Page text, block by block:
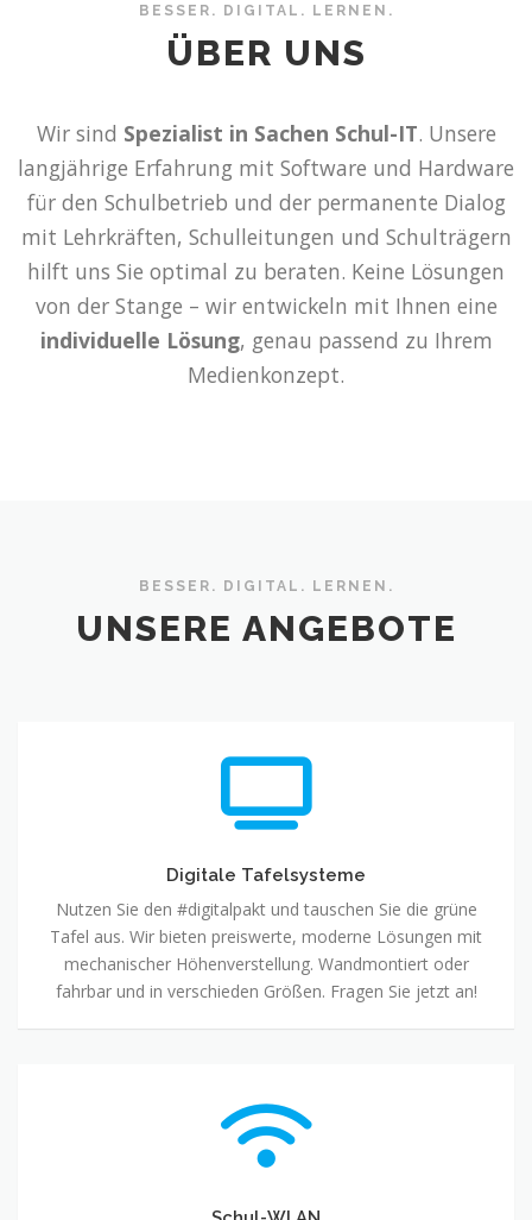
BESSER. DIGITAL. LERNEN.
ÜBER UNS
Wir sind Spezialist in Sachen Schul-IT. Unsere
langjährige Erfahrung mit Software und Hardware
für den Schulbetrieb und der permanente Dialog
mit Lehrkräften, Schulleitungen und Schulträgern
hilft uns Sie optimal zu beraten. Keine Lösungen
von der Stange – wir entwickeln mit Ihnen eine
individuelle Lösung, genau passend zu Ihrem
Medienkonzept.
BESSER. DIGITAL. LERNEN.
UNSERE ANGEBOTE
Digitale Tafelsysteme
Nutzen Sie den #digitalpakt und tauschen Sie die grüne
Tafel aus. Wir bieten preiswerte, moderne Lösungen mit
mechanischer Höhenverstellung. Wandmontiert oder
fahrbar und in verschieden Größen. Fragen Sie jetzt an!